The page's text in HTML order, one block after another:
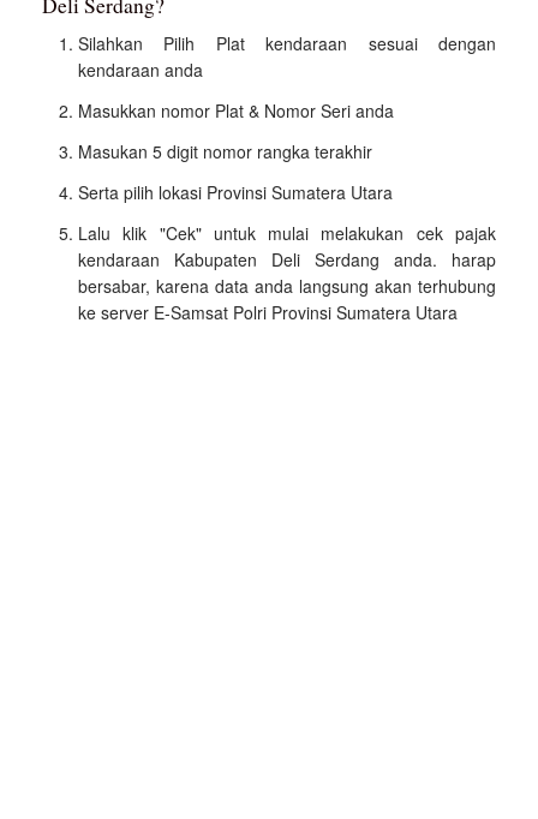
Deli Serdang?
Silahkan Pilih Plat kendaraan sesuai dengan
kendaraan anda
Masukkan nomor Plat & Nomor Seri anda
Masukan 5 digit nomor rangka terakhir
Serta pilih lokasi Provinsi Sumatera Utara
Lalu klik "Cek" untuk mulai melakukan cek pajak
kendaraan Kabupaten Deli Serdang anda. harap
bersabar, karena data anda langsung akan terhubung
ke server E-Samsat Polri Provinsi Sumatera Utara